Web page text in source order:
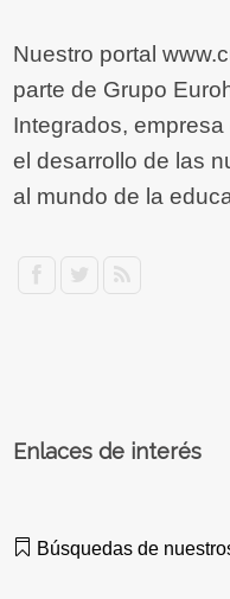
Nuestro portal
parte de Grupo
Integrados,
el desarrollo de las
al mundo de la
Enlaces de interés
Búsquedas de